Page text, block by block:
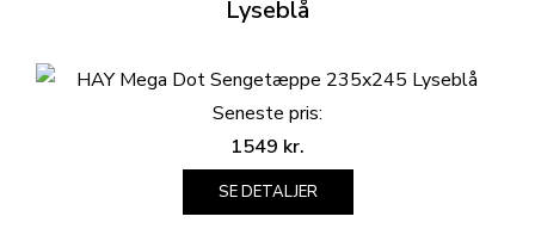
Lyseblå
Seneste pris:
1549 kr.
SE DETALJER